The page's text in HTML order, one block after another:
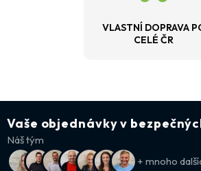
VLASTNÍ DOPRAVA
CELÉ ČR
Vaše objednávky v
Náš tým
+ mnoho